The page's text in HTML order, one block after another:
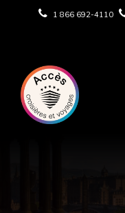
1 866 692-4110